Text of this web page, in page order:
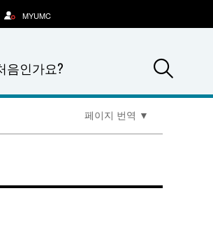
음인가요?
MYUMC
페이지 번역 ▼